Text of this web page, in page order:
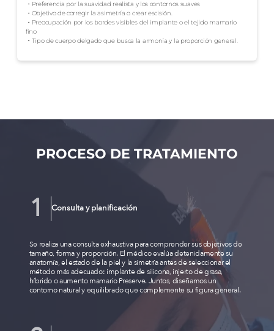
・Preferencia por la suavidad realista y los contornos suaves
・Objetivo de corregir la asimetría o crear escisión.
・Preocupación por los bordes visibles del implante o el tejido mamario
fino
・Tipo de cuerpo delgado que busca la armonía y la proporción general.
PROCESO DE TRATAMIENTO
Consulta y planificación
Se realiza una consulta exhaustiva para comprender sus objetivos de
tamaño, forma y proporción. El médico evalúa detenidamente su
anatomía, el estado de la piel y la simetría antes de seleccionar el
método más adecuado: implante de silicona, injerto de grasa,
híbrido o aumento mamario Preserve. Juntos, diseñamos un
contorno natural y equilibrado que complemente su figura general.